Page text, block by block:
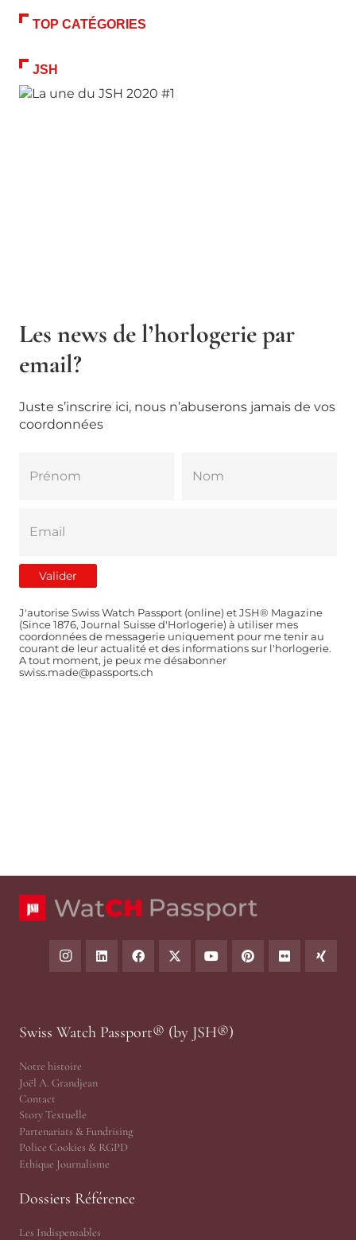
TOP CATÉGORIES
JSH
Les news de l’horlogerie par
email?
Juste s’inscrire ici, nous n’abuserons jamais de vos
coordonnées
J'autorise Swiss Watch Passport (online) et JSH® Magazine
(Since 1876, Journal Suisse d'Horlogerie) à utiliser mes
coordonnées de messagerie uniquement pour me tenir au
courant de leur actualité et des informations sur l'horlogerie.
A tout moment, je peux me désabonner
swiss.made@passports.ch
Swiss Watch Passport® (by JSH®)
Notre histoire
Joël A. Grandjean
Contact
Story Textuelle
Partenariats & Fundrising
Police Cookies & RGPD
Ethique Journalisme
Dossiers Référence
Les Indispensables